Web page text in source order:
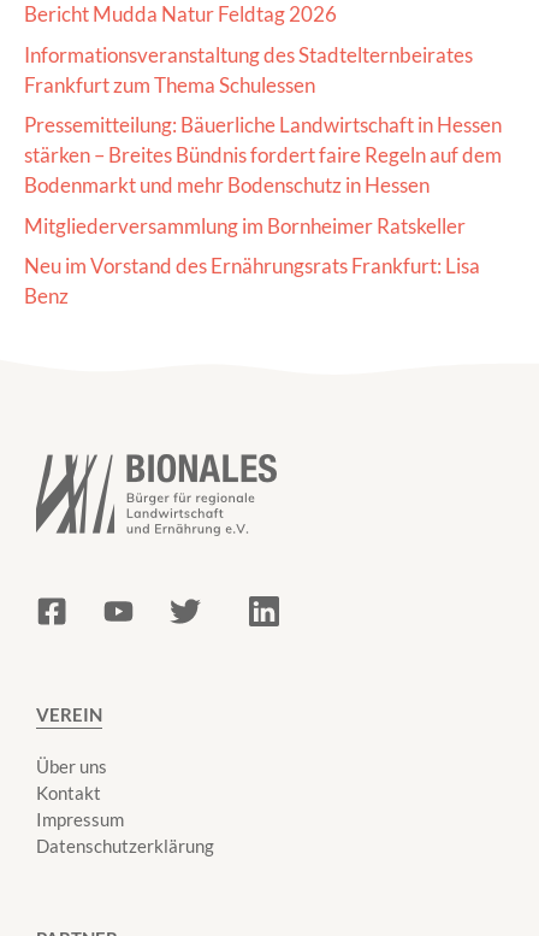
Bericht Mudda Natur Feldtag 2026
Informationsveranstaltung des Stadtelternbeirates
Frankfurt zum Thema Schulessen
Pressemitteilung: Bäuerliche Landwirtschaft in Hessen
stärken – Breites Bündnis fordert faire Regeln auf dem
Bodenmarkt und mehr Bodenschutz in Hessen
Mitgliederversammlung im Bornheimer Ratskeller
Neu im Vorstand des Ernährungsrats Frankfurt: Lisa
Benz
VEREIN
Über uns
Kontakt
Impressum
Datenschutzerklärung